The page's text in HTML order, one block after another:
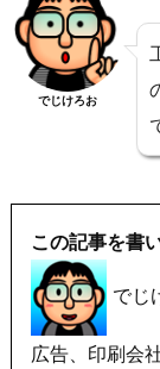
でじけろお
この記事を書
でじ
広告、印刷会